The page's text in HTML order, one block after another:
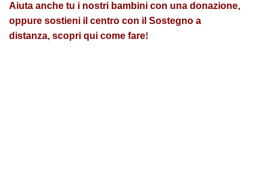
Aiuta anche tu i nostri bambini con una donazione,
oppure sostieni il centro con il Sostegno a
distanza, scopri qui come fare!